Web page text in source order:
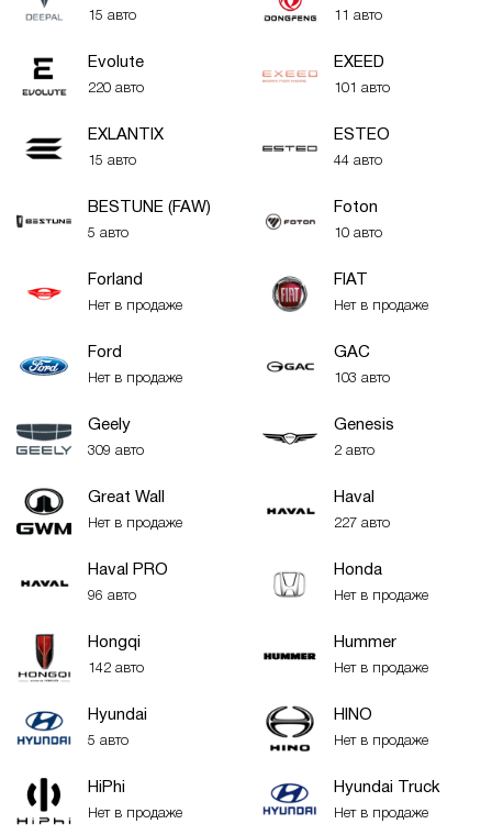
15 авто 11 авто
Evolute
220 авто
EXEED
101 авто
EXLANTIX
15 авто
ESTEO
44 авто
BESTUNE (FAW)
5 авто
Foton
10 авто
Forland
Нет в продаже
FIAT
Нет в продаже
Ford
Нет в продаже
GAC
103 авто
Geely
309 авто
Genesis
2 авто
Great Wall
Нет в продаже
Haval
227 авто
Haval PRO
96 авто
Honda
Нет в продаже
Hongqi
142 авто
Hummer
Нет в продаже
Hyundai
5 авто
HINO
Нет в продаже
HiPhi
Нет в продаже
Hyundai Truck
Нет в продаже